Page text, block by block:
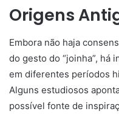
Origens
Embora não haja
do gesto do “joinha”, há
em diferentes períodos
Alguns estudiosos
possível fonte de